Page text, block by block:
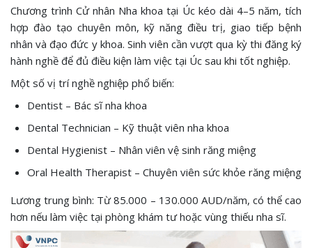
Chương trình Cử nhân Nha khoa tại Úc kéo dài 4–5 năm, tích
hợp đào tạo chuyên môn, kỹ năng điều trị, giao tiếp bệnh
nhân và đạo đức y khoa. Sinh viên cần vượt qua kỳ thi đăng ký
hành nghề để đủ điều kiện làm việc tại Úc sau khi tốt nghiệp.
Một số vị trí nghề nghiệp phổ biến:
Dentist – Bác sĩ nha khoa
Dental Technician – Kỹ thuật viên nha khoa
Dental Hygienist – Nhân viên vệ sinh răng miệng
Oral Health Therapist – Chuyên viên sức khỏe răng miệng
Lương trung bình: Từ 85.000 – 130.000 AUD/năm, có thể cao
hơn nếu làm việc tại phòng khám tư hoặc vùng thiếu nha sĩ.